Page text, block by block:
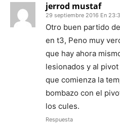
jerrod mustaf
29 septiembre 2016 En
Otro buen partido
en t3, Peno muy
que hay ahora
lesionados y al
que comienza la
bombazo con el
los cules.
Respuesta